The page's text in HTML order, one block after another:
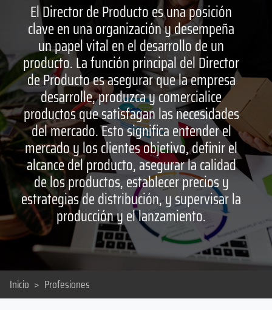
El Director de Producto es una posición
clave en una organización y desempeña
un papel vital en el desarrollo de un
producto. La función principal del Director
de Producto es asegurar que la empresa
desarrolle, produzca y comercialice
productos que satisfagan las necesidades
del mercado. Esto significa entender el
mercado y los clientes objetivo, definir el
alcance del producto, asegurar la calidad
de los productos, establecer precios y
estrategias de distribución, y supervisar la
producción y el lanzamiento.
Inicio > Profesiones